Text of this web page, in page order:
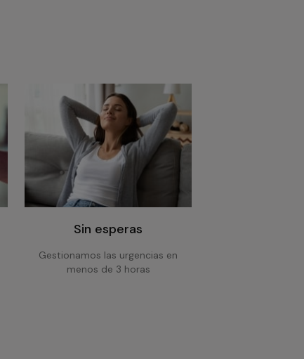
Sin esperas
Gestionamos las urgencias en
menos de 3 horas